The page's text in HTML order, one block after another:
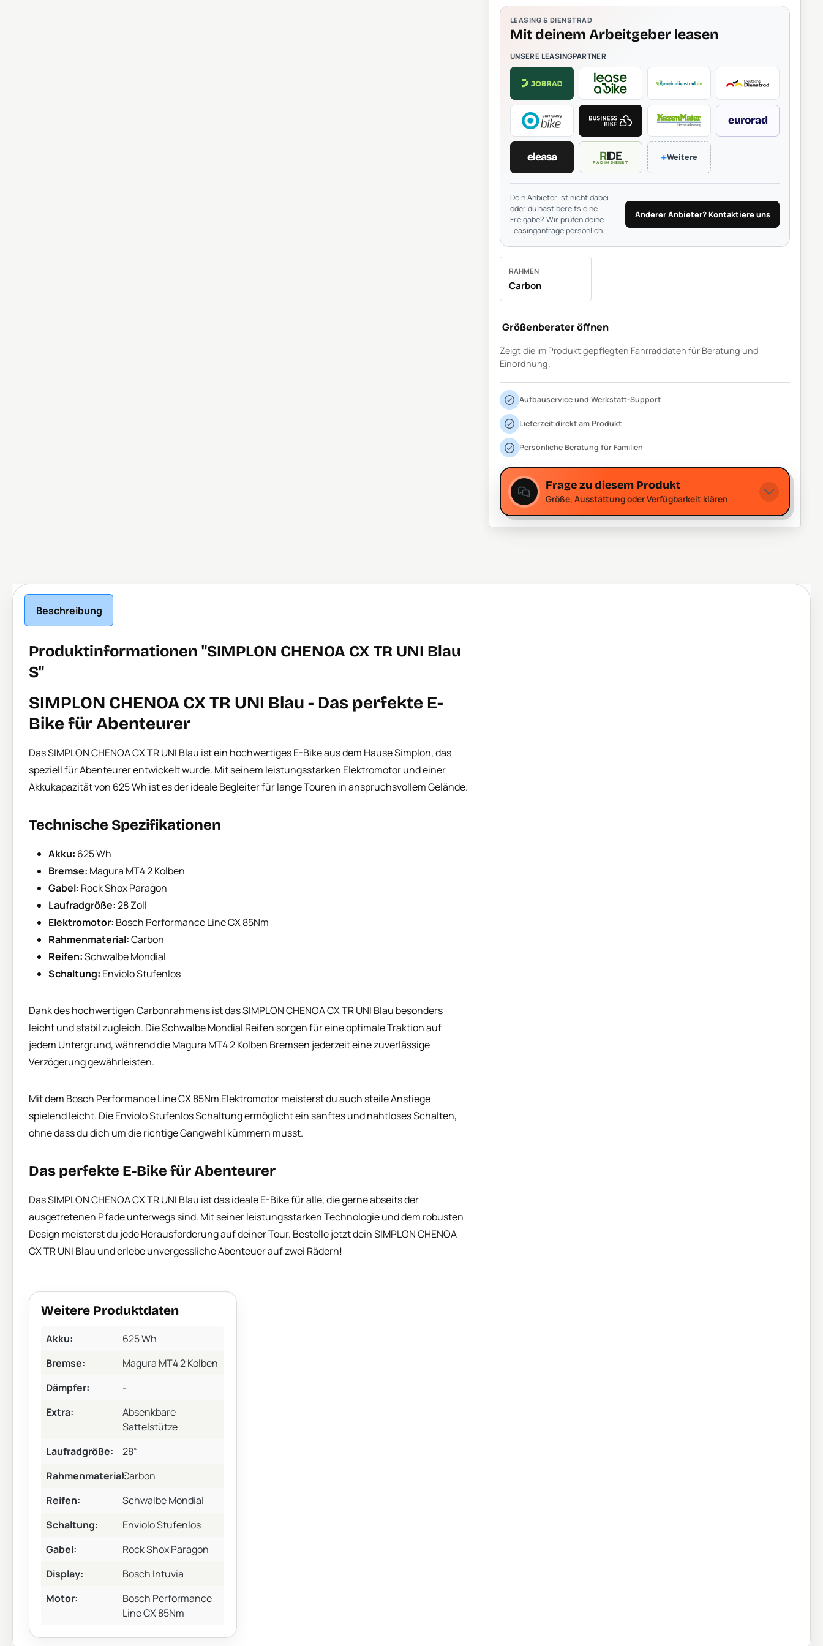
LEASING & DIENSTRAD
Mit deinem Arbeitgeber leasen
UNSERE LEASINGPARTNER
eurorad
eleasa RIDE
RAD IM DIENST +Weitere
Dein Anbieter ist nicht dabei
oder du hast bereits eine
Freigabe? Wir prüfen deine
Leasinganfrage persönlich.
Anderer Anbieter? Kontaktiere uns
RAHMEN
Carbon
Größenberater öffnen
Zeigt die im Produkt gepflegten Fahrraddaten für Beratung und
Einordnung.
Aufbauservice und Werkstatt-Support
Lieferzeit direkt am Produkt
Persönliche Beratung für Familien
Frage zu diesem Produkt
Größe, Ausstattung oder Verfügbarkeit klären
Beschreibung
Produktinformationen "SIMPLON CHENOA CX TR UNI Blau
S"
SIMPLON CHENOA CX TR UNI Blau - Das perfekte E-
Bike für Abenteurer
Das SIMPLON CHENOA CX TR UNI Blau ist ein hochwertiges E-Bike aus dem Hause Simplon, das
speziell für Abenteurer entwickelt wurde. Mit seinem leistungsstarken Elektromotor und einer
Akkukapazität von 625 Wh ist es der ideale Begleiter für lange Touren in anspruchsvollem Gelände.
Technische Spezifikationen
Akku: 625 Wh
Bremse: Magura MT4 2 Kolben
Gabel: Rock Shox Paragon
Laufradgröße:28 Zoll
Elektromotor: Bosch Performance Line CX 85Nm
Rahmenmaterial:Carbon
Reifen:Schwalbe Mondial
Schaltung: Enviolo Stufenlos
Dank des hochwertigen Carbonrahmens ist das SIMPLON CHENOA CX TR UNI Blau besonders
leicht und stabil zugleich. Die Schwalbe Mondial Reifen sorgen für eine optimale Traktion auf
jedem Untergrund, während die Magura MT4 2 Kolben Bremsen jederzeit eine zuverlässige
Verzögerung gewährleisten.
Mit dem Bosch Performance Line CX 85Nm Elektromotor meisterst du auch steile Anstiege
spielend leicht. Die Enviolo Stufenlos Schaltung ermöglicht ein sanftes und nahtloses Schalten,
ohne dass du dich um die richtige Gangwahl kümmern musst.
Das perfekte E-Bike für Abenteurer
Das SIMPLON CHENOA CX TR UNI Blau ist das ideale E-Bike für alle, die gerne abseits der
ausgetretenen Pfade unterwegs sind. Mit seiner leistungsstarken Technologie und dem robusten
Design meisterst du jede Herausforderung auf deiner Tour. Bestelle jetzt dein SIMPLON CHENOA
CX TR UNI Blau und erlebe unvergessliche Abenteuer auf zwei Rädern!
Weitere Produktdaten
Akku:
625 Wh
Bremse:
Magura MT4 2 Kolben
Dämpfer:
-
Extra:
Absenkbare
Sattelstütze
Laufradgröße:
28“
Rahmenmaterial:Carbon
Reifen:
Schwalbe Mondial
Schaltung:
Enviolo Stufenlos
Gabel:
Rock Shox Paragon
Display:
Bosch Intuvia
Motor:
Bosch Performance
Line CX 85Nm